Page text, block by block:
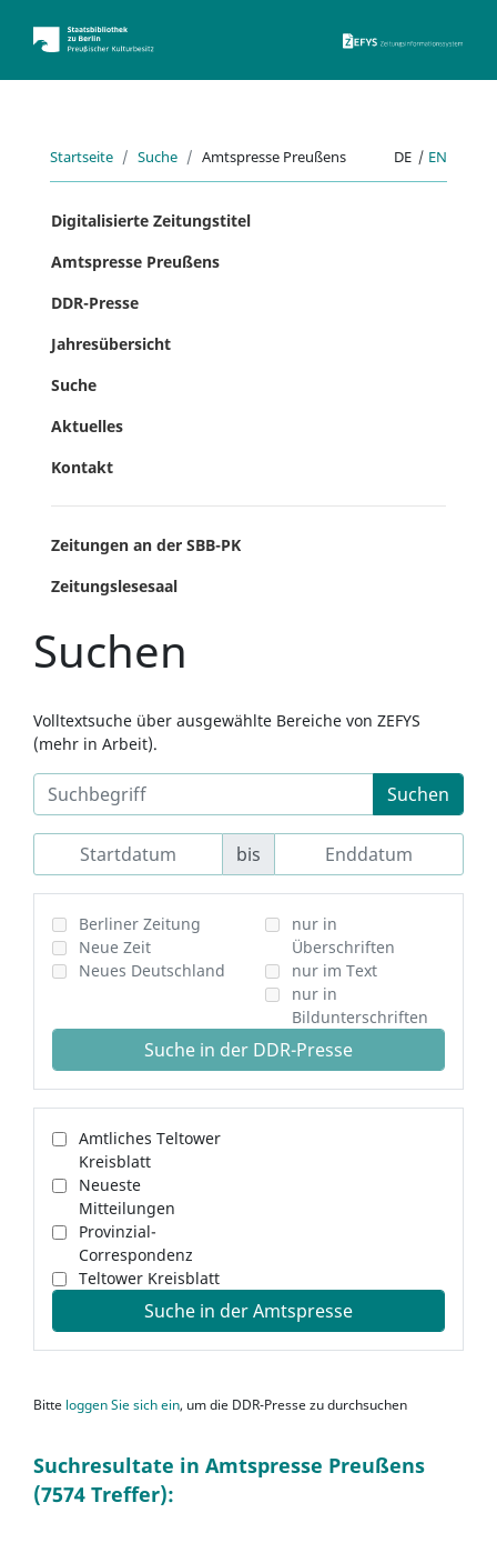
Startseite Suche Amtspresse Preußens DE | EN
Digitalisierte Zeitungstitel
Amtspresse Preußens
DDR-Presse
Jahresübersicht
Suche
Aktuelles
Kontakt
Zeitungen an der SBB-PK
Zeitungslesesaal
Suchen
Volltextsuche über ausgewählte Bereiche von ZEFYS
(mehr in Arbeit).
Suchen
bis
Berliner Zeitung
Neue Zeit
Neues Deutschland
nur in
Überschriften
nur im Text
nur in
Bildunterschriften
Suche in der DDR-Presse
Amtliches Teltower
Kreisblatt
Neueste
Mitteilungen
Provinzial-
Correspondenz
Teltower Kreisblatt
Suche in der Amtspresse
Bitte loggen Sie sich ein, um die DDR-Presse zu durchsuchen
Suchresultate in Amtspresse Preußens
(7574 Treffer):